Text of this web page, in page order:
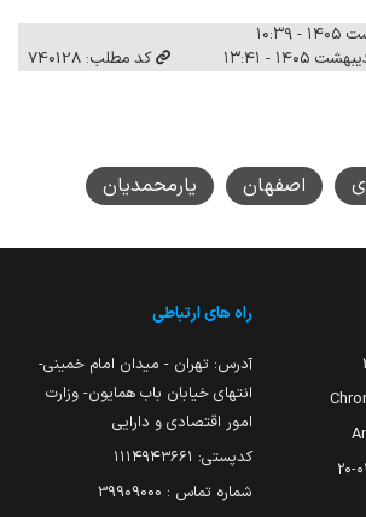
کد مطلب: 740128
اصفهان یارمحمدیان
راه های ارتباطی
آدرس: تهران - میدان امام خمینی-
انتهای خیابان باب همایون- وزارت
امور اقتصادی و دارایی
کدپستی: ۱۱۱۴۹۴۳۶۶۱
شماره تماس : 39909000